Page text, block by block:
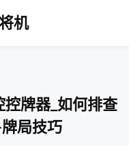
机
牌器_如何排查
局技巧